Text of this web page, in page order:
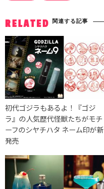
RELATED 関連する記事
初代ゴジラもあるよ！『ゴジ
ラ』の人気歴代怪獣たちがモチ
ーフのシヤチハタ ネーム印が新
発売